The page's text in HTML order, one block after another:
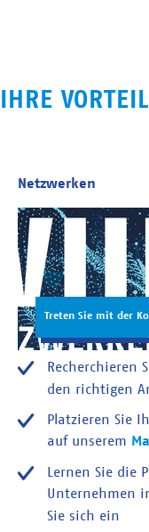
IHRE
Treten Sie mit der
Recherchieren
den richtigen
Platzieren Sie
auf unserem
Lernen Sie die
Unternehmen
Sie sich ein